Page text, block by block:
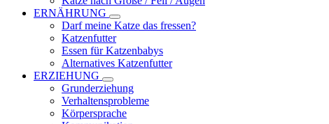
ERNÄHRUNG
Darf meine Katze das fressen?
Katzenfutter
Essen für Katzenbabys
Alternatives Katzenfutter
ERZIEHUNG
Grunderziehung
Verhaltensprobleme
Körpersprache